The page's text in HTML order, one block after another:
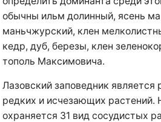
обычны ильм долинный, ясень
маньчжурский, клен
кедр, дуб, березы, клен
тополь Максимовича.
Лазовский заповедник
редких и исчезающих растений.
охраняется 31 вид сосудистых